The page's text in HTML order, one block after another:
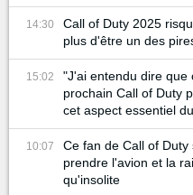
14:30
Call of Duty 2025
plus d'être un des
15:02
"J'ai entendu dire que
prochain Call of Duty
cet aspect essentiel
10:07
Ce fan de Call of
prendre l'avion et la
qu'insolite